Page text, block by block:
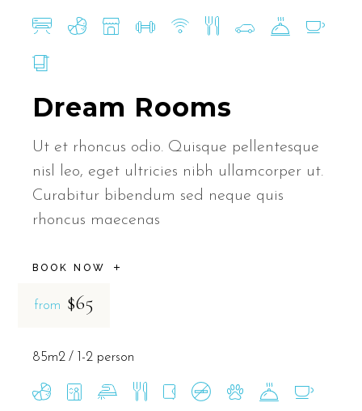
Dream Rooms
Ut et rhoncus odio. Quisque pellentesque
nisl leo, eget ultricies nibh ullamcorper ut.
Curabitur bibendum sed neque quis
rhoncus maecenas
BOOK NOW
from $65
85m2 1-2 person